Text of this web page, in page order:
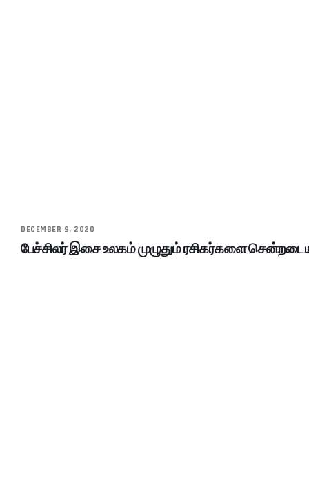
DECEMBER 9, 2020
பேச்சிலர் இசை உலகம் முழுதும் ரசிகர்களை